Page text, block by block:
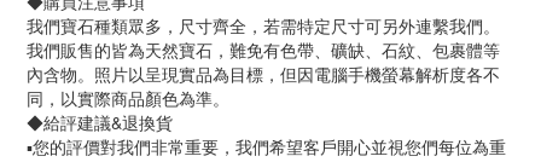
我們寶石種類眾多，尺寸齊全，若需特定尺寸可另外連繫我們。
我們販售的皆為天然寶石，難免有色帶、礦缺、石紋、包裹體等
內含物。照片以呈現實品為目標，但因電腦手機螢幕解析度各不
同，以實際商品顏色為準。
◆給評建議&退換貨
▪️您的評價對我們非常重要，我們希望客戶開心並視您們每位為重